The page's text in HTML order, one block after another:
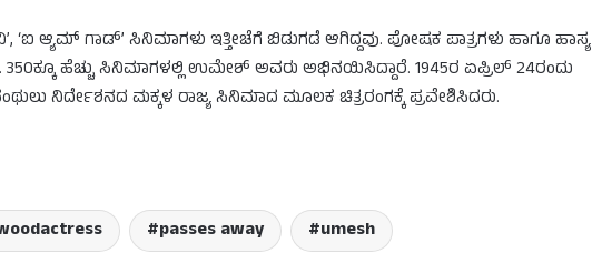
ಆ್ಯಮ್ ಗಾಡ್’ ಸಿನಿಮಾಗಳು ಇತ್ತೀಚೆಗೆ ಬಿಡುಗಡೆ ಆಗಿದ್ದವು. ಪೋಷಕ ಪಾತ್ರಗಳು ಹಾಗೂ ಹಾಸ್ಯ
ಹೆಚ್ಚು ಸಿನಿಮಾಗಳಲ್ಲಿ ಉಮೇಶ್ ಅವರು ಅಭಿನಯಿಸಿದ್ದಾರೆ. 1945ರ ಏಪ್ರಿಲ್‌ 24ರಂದು
ನಿರ್ದೇಶನದ ಮಕ್ಕಳ ರಾಜ್ಯ ಸಿನಿಮಾದ ಮೂಲಕ ಚಿತ್ರರಂಗಕ್ಕೆ ಪ್ರವೇಶಿಸಿದರು.
passes away umesh